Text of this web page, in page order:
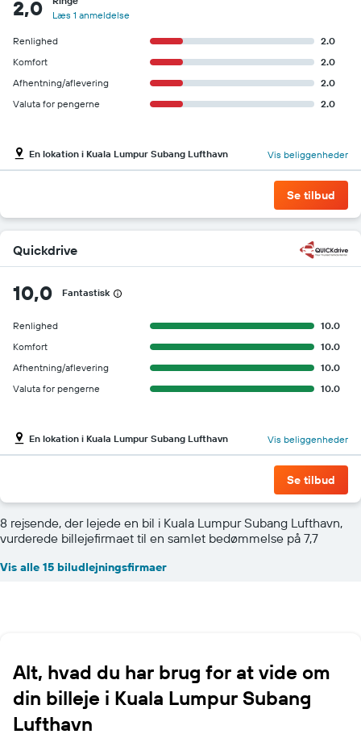
2,0
Læs 1 anmeldelse
Renlighed
2.0
Komfort
2.0
Afhentning/aflevering
2.0
Valuta for pengerne
2.0
En lokation i Kuala Lumpur Subang Lufthavn Vis beliggenheder
Se tilbud
Quickdrive
10,0 Fantastisk
Renlighed
10.0
Komfort
10.0
Afhentning/aflevering
10.0
Valuta for pengerne
10.0
En lokation i Kuala Lumpur Subang Lufthavn Vis beliggenheder
Se tilbud
8 rejsende, der lejede en bil i Kuala Lumpur Subang Lufthavn,
vurderede billejefirmaet til en samlet bedømmelse på 7,7
Vis alle 15 biludlejningsfirmaer
Alt, hvad du har brug for at vide om
din billeje i Kuala Lumpur Subang
Lufthavn